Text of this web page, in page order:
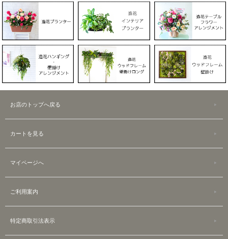
お店のトップへ戻る
カートを見る
マイページへ
ご利用案内
特定商取引法表示